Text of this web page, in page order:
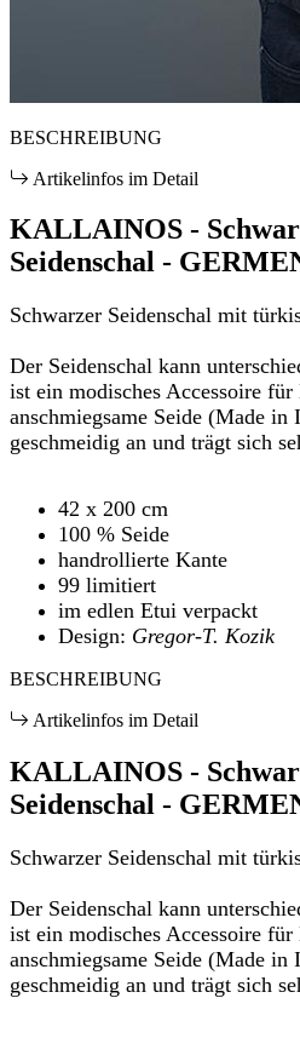
BESCHREIBUNG
Artikelinfos im Detail
KALLAINOS -
Seidenschal -
Schwarzer Seidenschal mit
Der Seidenschal kann
ist ein modisches Accessoire
anschmiegsame Seide (Made
geschmeidig an und trägt sich
42 x 200 cm
100 % Seide
handrollierte Kante
99 limitiert
im edlen Etui verpackt
Design: Gregor-T. Kozik
BESCHREIBUNG
Artikelinfos im Detail
KALLAINOS -
Seidenschal -
Schwarzer Seidenschal mit
Der Seidenschal kann
ist ein modisches Accessoire
anschmiegsame Seide (Made
geschmeidig an und trägt sich